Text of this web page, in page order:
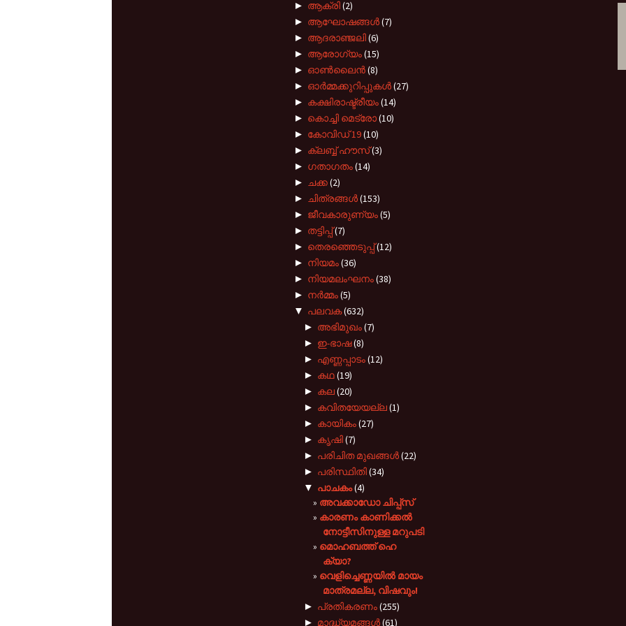
► ആക്രി(2)
► ആഘോഷങ്ങൾ(7)
► ആദരാഞ്ജലി(6)
► ആരോഗ്യം(15)
► ഓൺലൈൻ(8)
► ഓർമ്മക്കുറിപ്പുകൾ(27)
► കക്ഷിരാഷ്ട്രീയം(14)
► കൊച്ചി മെട്രോ(10)
► കോവിഡ് 19(10)
► ക്ലബ്ബ് ഹൗസ്(3)
► ഗതാഗതം(14)
► ചക്ക(2)
► ചിത്രങ്ങൾ(153)
► ജീവകാരുണ്യം(5)
► തട്ടിപ്പ്(7)
► തെരഞ്ഞെടുപ്പ്(12)
► നിയമം(36)
► നിയമലംഘനം(38)
► നർമ്മം(5)
▼ പലവക(632)
► അഭിമുഖം(7)
► ഇ-ഭാഷ(8)
► എണ്ണപ്പാടം(12)
► കഥ(19)
► കല(20)
► കവിതയേയല്ല(1)
► കായികം(27)
► കൃഷി(7)
► പരിചിത മുഖങ്ങള്‍(22)
► പരിസ്ഥിതി(34)
▼ പാചകം(4)
അവക്കാഡോ ചിപ്പ്‌സ്
കാരണം കാണിക്കൽ
നോട്ടീസിനുള്ള മറുപടി
മൊഹബത്ത് ഹെ
ക്യാ?
വെളിച്ചെണ്ണയിൽ മായം
മാത്രമല്ല, വിഷവും!
► പ്രതികരണം(255)
► മാദ്ധ്യമങ്ങൾ(61)